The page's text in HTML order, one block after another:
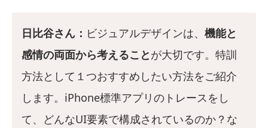
日比谷さん： ビジュアルデザインは、 機能と
感情の両面から考えることが大切です。特訓
方法として１つおすすめしたい方法をご紹介
します。iPhone標準アプリのトレースをし
て、どんなUI要素で構成されているのか？な